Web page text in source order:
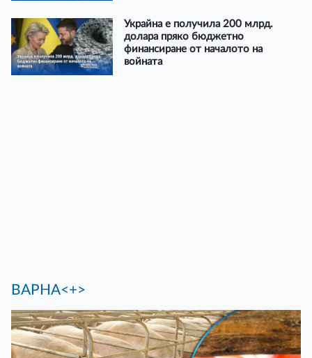
Украйна е получила 200 млрд.
долара пряко бюджетно
финансиране от началото на
войната
ВАРНА<+>